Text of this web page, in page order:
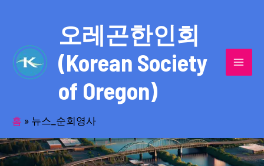
오레곤한인회
(Korean Society
of Oregon)
홈 » 뉴스_순회영사
반세기의 세월을 품고 동포사회를 섬겨온
오레곤한인회!